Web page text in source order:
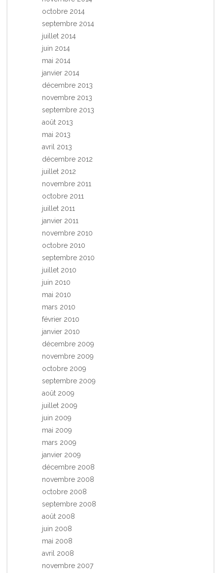
octobre 2014
septembre 2014
juillet 2014
juin 2014
mai 2014
janvier 2014
décembre 2013
novembre 2013
septembre 2013
août 2013
mai 2013
avril 2013
décembre 2012
juillet 2012
novembre 2011
octobre 2011
juillet 2011
janvier 2011
novembre 2010
octobre 2010
septembre 2010
juillet 2010
juin 2010
mai 2010
mars 2010
février 2010
janvier 2010
décembre 2009
novembre 2009
octobre 2009
septembre 2009
août 2009
juillet 2009
juin 2009
mai 2009
mars 2009
janvier 2009
décembre 2008
novembre 2008
octobre 2008
septembre 2008
août 2008
juin 2008
mai 2008
avril 2008
novembre 2007